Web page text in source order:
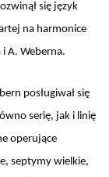
się język
na harmonice
A. Weberna.
posługiwał się
serię, jak i linię
operujące
septymy wielkie,